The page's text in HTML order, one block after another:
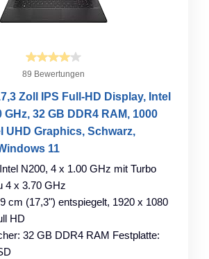
89 Bewertungen
Zoll IPS Full-HD Display, Intel
GHz, 32 GB DDR4 RAM, 1000
UHD Graphics, Schwarz,
11
N200, 4 x 1.00 GHz mit Turbo
4 x 3.70 GHz
cm (17,3") entspiegelt, 1920 x 1080
HD
32 GB DDR4 RAM Festplatte: